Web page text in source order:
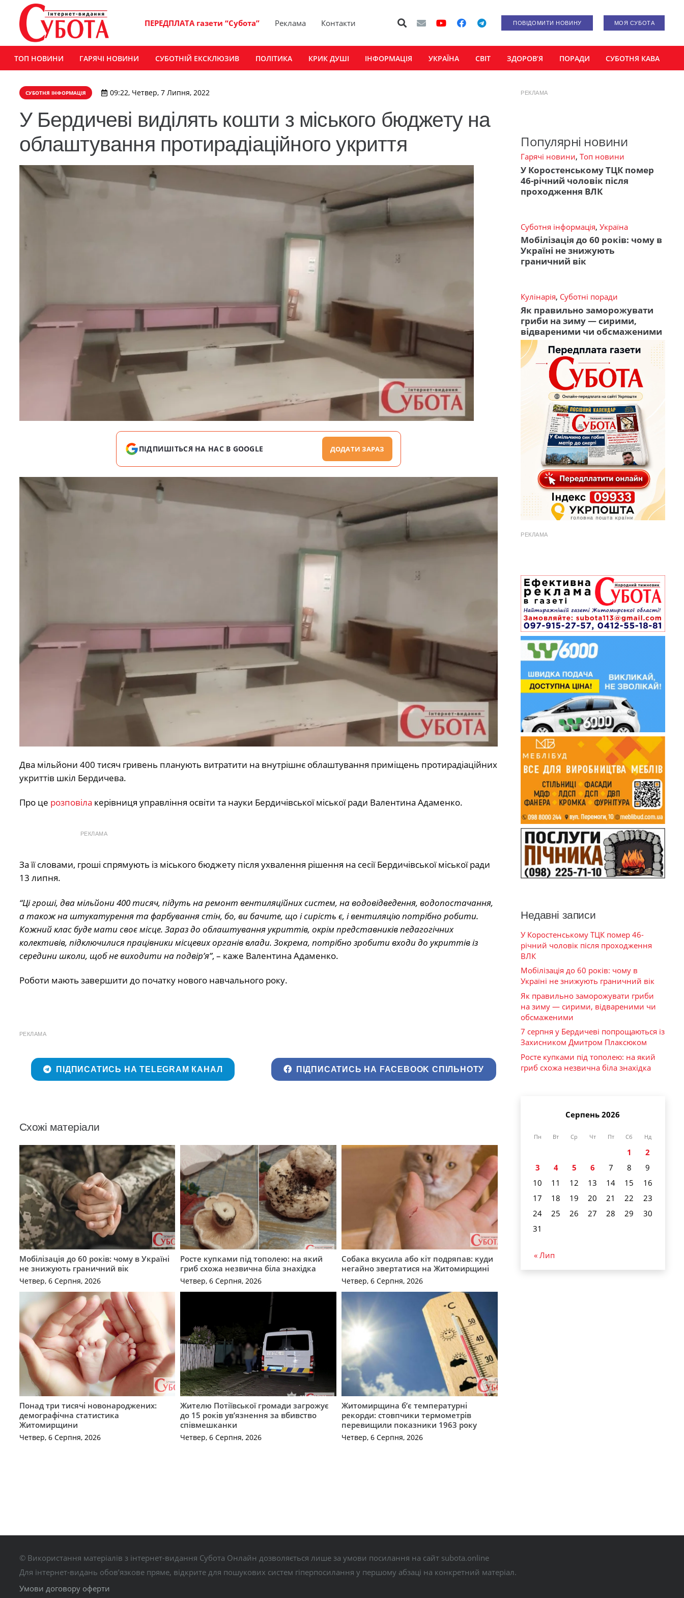
ПЕРЕДПЛАТА газети “Субота” Реклама Контакти ПОВІДОМИТИ НОВИНУ МОЯ СУБОТА
ТОП НОВИНИ ГАРЯЧІ НОВИНИ СУБОТНІЙ ЕКСКЛЮЗИВ ПОЛІТИКА КРИК ДУШІ ІНФОРМАЦІЯ УКРАЇНА СВІТ ЗДОРОВ’Я ПОРАДИ СУБОТНЯ КАВА
СУБОТНЯ ІНФОРМАЦІЯ 09:22, Четвер, 7 Липня, 2022
У Бердичеві виділять кошти з міського бюджету на
облаштування протирадіаційного укриття
ПІДПИШІТЬСЯ НА НАС В GOOGLE ДОДАТИ ЗАРАЗ
Два мільйони 400 тисяч гривень планують витратити на внутрішнє облаштування приміщень протирадіаційних
укриттів шкіл Бердичева.
Про це розповіла керівниця управління освіти та науки Бердичівської міської ради Валентина Адаменко.
РЕКЛАМА
За її словами, гроші спрямують із міського бюджету після ухвалення рішення на сесії Бердичівської міської ради
13 липня.
“Ці гроші, два мільйони 400 тисяч, підуть на ремонт вентиляційних систем, на водовідведення, водопостачання,
а також на штукатурення та фарбування стін, бо, ви бачите, що і сирість є, і вентиляцію потрібно робити.
Кожний клас буде мати своє місце. Зараз до облаштування укриттів, окрім представників педагогічних
колективів, підключилися працівники місцевих органів влади. Зокрема, потрібно зробити входи до укриттів із
середини школи, щоб не виходити на подвір’я”, – каже Валентина Адаменко.
Роботи мають завершити до початку нового навчального року.
РЕКЛАМА
ПІДПИСАТИСЬ НА TELEGRAM КАНАЛ ПІДПИСАТИСЬ НА FACEBOOK СПІЛЬНОТУ
Схожі матеріали
Мобілізація до 60 років: чому в Україні
не знижують граничний вік
Четвер, 6 Серпня, 2026
Росте купками під тополею: на який
гриб схожа незвична біла знахідка
Четвер, 6 Серпня, 2026
Собака вкусила або кіт подряпав: куди
негайно звертатися на Житомирщині
Четвер, 6 Серпня, 2026
Понад три тисячі новонароджених:
демографічна статистика
Житомирщини
Четвер, 6 Серпня, 2026
Жителю Потіївської громади загрожує
до 15 років ув’язнення за вбивство
співмешканки
Четвер, 6 Серпня, 2026
Житомирщина б’є температурні
рекорди: стовпчики термометрів
перевищили показники 1963 року
Четвер, 6 Серпня, 2026
РЕКЛАМА
Популярні новини
Гарячі новини, Топ новини
У Коростенському ТЦК помер
46-річний чоловік після
проходження ВЛК
Суботня інформація, Україна
Мобілізація до 60 років: чому в
Україні не знижують
граничний вік
Кулінарія, Суботні поради
Як правильно заморожувати
гриби на зиму — сирими,
відвареними чи обсмаженими
РЕКЛАМА
Недавні записи
У Коростенському ТЦК помер 46-
річний чоловік після проходження
ВЛК
Мобілізація до 60 років: чому в
Україні не знижують граничний вік
Як правильно заморожувати гриби
на зиму — сирими, відвареними чи
обсмаженими
7 серпня у Бердичеві попрощаються із
Захисником Дмитром Плаксюком
Росте купками під тополею: на який
гриб схожа незвична біла знахідка
Серпень 2026
Пн Вт Ср Чт Пт Сб Нд
1
2
3
4 5 6 7 8
9
10
11 12 13 14 15
16
17
18 19 20 21 22
23
24
25 26 27 28 29
30
31
« Лип
© Використання матеріалів з інтернет-видання Субота Онлайн дозволяється лише за умови посилання на сайт subota.online
Для інтернет-видань обов’язкове пряме, відкрите для пошукових систем гіперпосилання у першому абзаці на конкретний матеріал.
Умови договору оферти